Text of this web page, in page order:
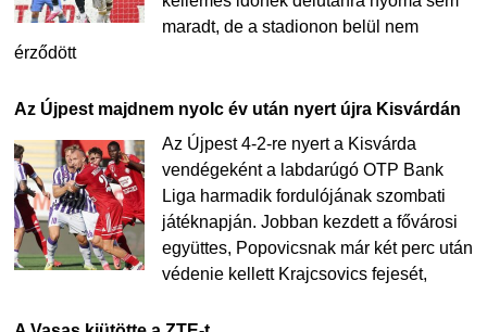
maradt, de a stadionon belül nem
érződött
Az Újpest majdnem nyolc év után nyert újra Kisvárdán
Az Újpest 4-2-re nyert a Kisvárda
vendégeként a labdarúgó OTP Bank
Liga harmadik fordulójának szombati
játéknapján. Jobban kezdett a fővárosi
együttes, Popovicsnak már két perc után
védenie kellett Krajcsovics fejesét,